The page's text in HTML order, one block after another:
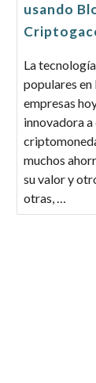
usando
La
populares
empresas
innovadora
muchos
su valor y
otras, …